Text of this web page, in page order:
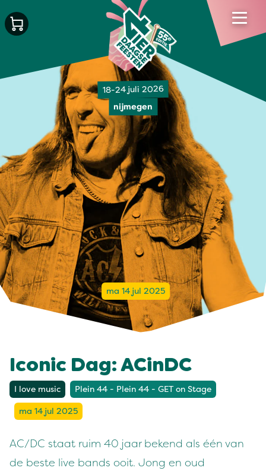
18-24 juli 2026
nijmegen
ma 14 jul 2025
Iconic Dag: ACinDC
I love music Plein 44 - Plein 44 - GET on Stage
ma 14 jul 2025
AC/DC staat ruim 40 jaar bekend als één van
de beste live bands ooit. Jong en oud